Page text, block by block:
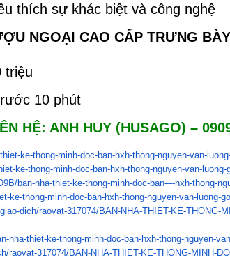
thích sự khác biệt và công nghệ
NGOẠI CAO CẤP TRƯNG
triệu
10 phút
HỆ: ANH HUY (HUSAGO) –
ke-thong-minh-doc-ban-hxh-thong-nguyen-van-
ke-thong-minh-doc-ban-hxh-thong-nguyen-van- luong-
ban-nha-thiet-ke-thong-minh-doc-ban-–-hxh-thong-
ke-thong-minh-doc-ban-hxh-thong-nguyen-van- luong-
dich/raovat-317074/BAN-NHA-THIET-KE-THONG-
nha-thiet-ke-thong-minh-doc-ban-hxh-thong-nguyen-
raovat-317074/BAN-NHA-THIET-KE-THONG-MINH-